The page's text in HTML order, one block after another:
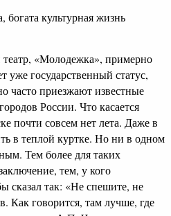
культурная жизнь
«Молодежка», примерно
уже государственный статус,
часто приезжают известные
России. Что касается
почти совсем нет лета. Даже в
в теплой куртке. Но ни в одном
Тем более для таких
тем, у кого
сказал так: «Не спешите, не
Как говорится, там лучше, где